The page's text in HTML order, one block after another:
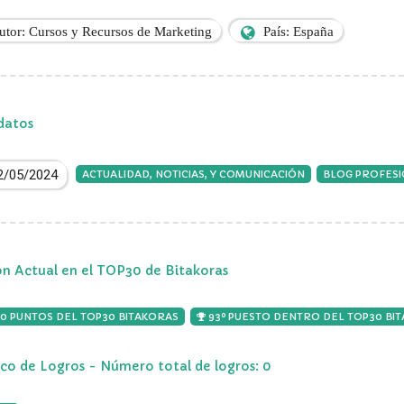
Cursos y Recursos de Marketing País: España
05/2024 ACTUALIDAD, NOTICIAS, Y COMUNICACIÓN BLOG
Actual en el TOP30 de Bitakoras
PUNTOS DEL TOP30 BITAKORAS 93º PUESTO DENTRO DEL TOP30
de Logros - Número total de logros: 0